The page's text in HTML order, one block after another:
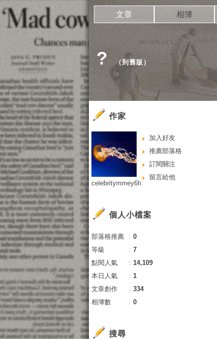
? （到舊版 ）
文章 相簿
作家
加入好友
推薦部落格
訂閱關注
留言給他
celebritymmey6h
個人小檔案
部落格推薦 ： 0
等級
： 7
點閱人氣
： 14,109
本日人氣
： 1
文章創作
： 334
相簿數
： 0
搜尋